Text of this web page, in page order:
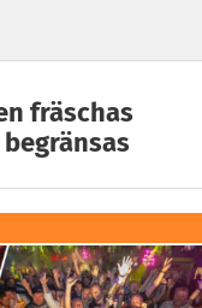
fräschas